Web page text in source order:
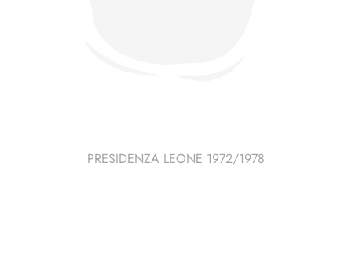
PRESIDENZA LEONE 1972/1978